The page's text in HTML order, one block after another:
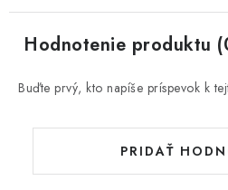
Hodnotenie produktu
Buďte prvý, kto napíše príspevok k
PRIDAŤ